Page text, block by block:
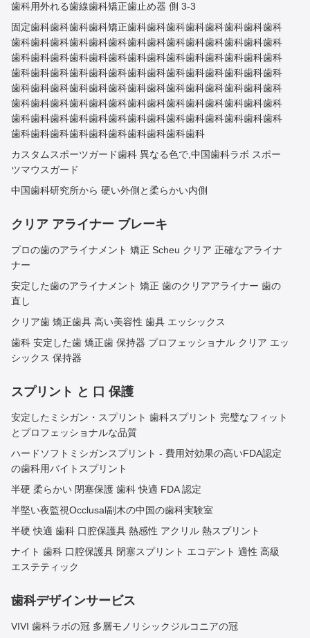
歯科用外れる歯線歯科矯正歯止め器 側 3-3
固定歯科歯科歯科歯科矯正歯科歯科歯科歯科歯科歯科歯科歯科
歯科歯科歯科歯科歯科歯科歯科歯科歯科歯科歯科歯科歯科歯科
歯科歯科歯科歯科歯科歯科歯科歯科歯科歯科歯科歯科歯科歯科
歯科歯科歯科歯科歯科歯科歯科歯科歯科歯科歯科歯科歯科歯科
歯科歯科歯科歯科歯科歯科歯科歯科歯科歯科歯科歯科歯科歯科
歯科歯科歯科歯科歯科歯科歯科歯科歯科歯科歯科歯科歯科歯科
歯科歯科歯科歯科歯科歯科歯科歯科歯科歯科歯科歯科歯科歯科
歯科歯科歯科歯科歯科歯科歯科歯科歯科歯科
カスタムスポーツガード歯科 異なる色で,中国歯科ラボ スポー
ツマウスガード
中国歯科研究所から 硬い外側と柔らかい内側
クリア アライナー ブレーキ
プロの歯のアライナメント 矯正 Scheu クリア 正確なアライナ
ナー
安定した歯のアライナメント 矯正 歯のクリアアライナー 歯の
直し
クリア歯 矯正歯具 高い美容性 歯具 エッシックス
歯科 安定した歯 矯正歯 保持器 プロフェッショナル クリア エッ
シックス 保持器
スプリント と 口 保護
安定したミシガン・スプリント 歯科スプリント 完璧なフィット
とプロフェッショナルな品質
ハードソフトミシガンスプリント - 費用対効果の高いFDA認定
の歯科用バイトスプリント
半硬 柔らかい 閉塞保護 歯科 快適 FDA 認定
半堅い夜監視Occlusal副木の中国の歯科実験室
半硬 快適 歯科 口腔保護具 熱感性 アクリル 熱スプリント
ナイト 歯科 口腔保護具 閉塞スプリント エコデント 適性 高級
エステティック
歯科デザインサービス
VIVI 歯科ラボの冠 多層モノリシックジルコニアの冠